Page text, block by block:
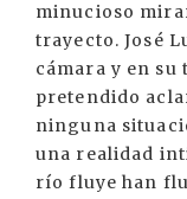
minucioso
trayecto. José
cámara y en
pretendido
ninguna
una realidad
río fluye han